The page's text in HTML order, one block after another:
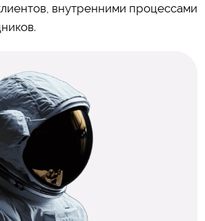
внутренними процессами